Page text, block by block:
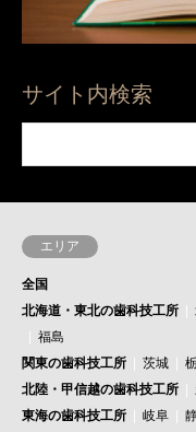
サイト内検索
エリア
全国
北海道・東北の歯科技工所
福島
関東の歯科技工所
茨城
北陸・甲信越の歯科技工所
東海の歯科技工所
岐阜